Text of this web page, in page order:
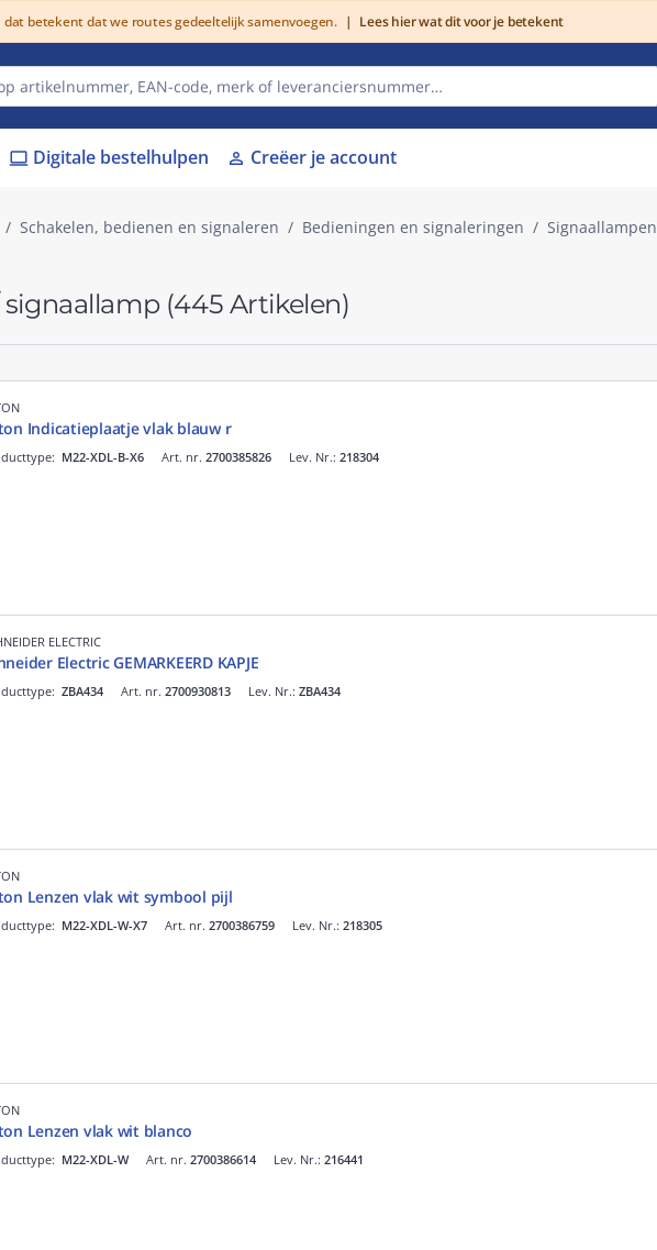
betekent dat we routes gedeeltelijk samenvoegen. | Lees hier wat dit voor je betekent
laptop Digitale bestelhulpen person Creëer je account
Schakelen, bedienen en signaleren Bedieningen en signaleringen Signaallampen
(445 Artikelen)
Indicatieplaatje vlak blauw r
Art. nr. 2700385826
M22-XDL-B-X6 Lev. Nr.: 218304
ELECTRIC
Electric GEMARKEERD KAPJE
Art. nr. 2700930813
ZBA434 Lev. Nr.: ZBA434
Lenzen vlak wit symbool pijl
Art. nr. 2700386759
M22-XDL-W-X7 Lev. Nr.: 218305
Lenzen vlak wit blanco
Art. nr. 2700386614
M22-XDL-W Lev. Nr.: 216441